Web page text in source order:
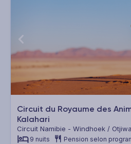
Circuit du Royaume des
Kalahari
Circuit Namibie - Windhoek /
Twyfelfontein / Swakopmund /
9 nuits Pension selon